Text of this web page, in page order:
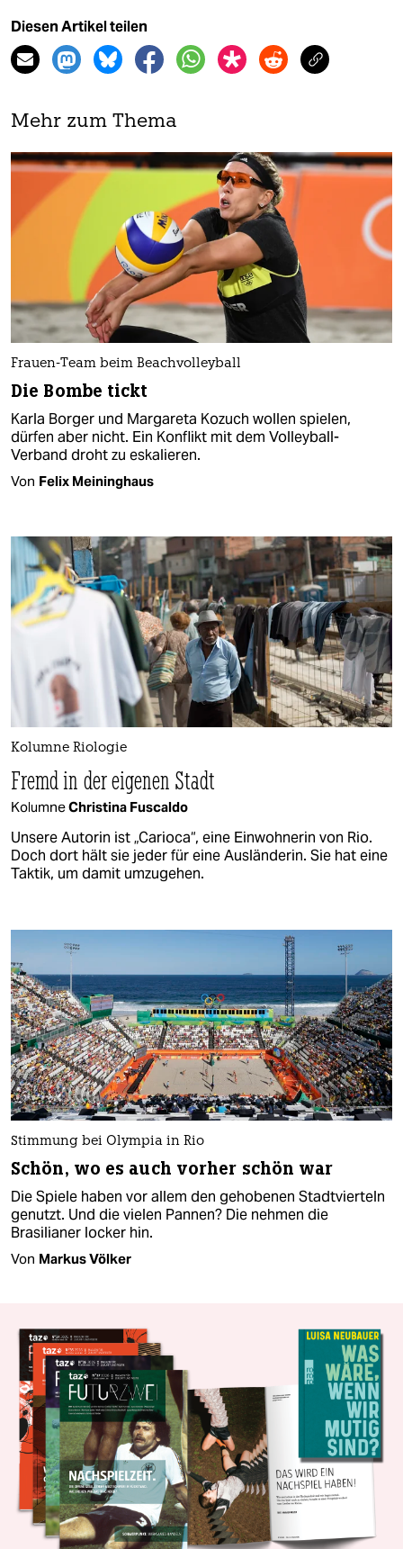
Diesen Artikel teilen
Mehr zum Thema
Frauen-Team beim Beachvolleyball
Die Bombe tickt
Karla Borger und Margareta Kozuch wollen spielen,
dürfen aber nicht. Ein Konflikt mit dem Volleyball-
Verband droht zu eskalieren.
Von Felix Meininghaus
Kolumne Riologie
Fremd in der eigenen Stadt
KolumneChristina Fuscaldo​
Unsere Autorin ist „Carioca“, eine Einwohnerin von Rio.
Doch dort hält sie jeder für eine Ausländerin. Sie hat eine
Taktik, um damit umzugehen.
Stimmung bei Olympia in Rio
Schön, wo es auch vorher schön war
Die Spiele haben vor allem den gehobenen Stadtvierteln
genutzt. Und die vielen Pannen? Die nehmen die
Brasilianer locker hin.
Von Markus Völker